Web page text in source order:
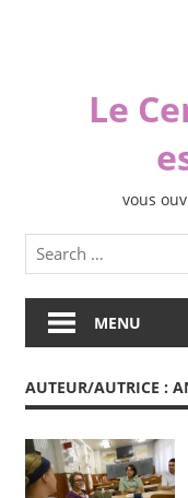
Le
vous
MENU
AUTEUR/AUTRICE :